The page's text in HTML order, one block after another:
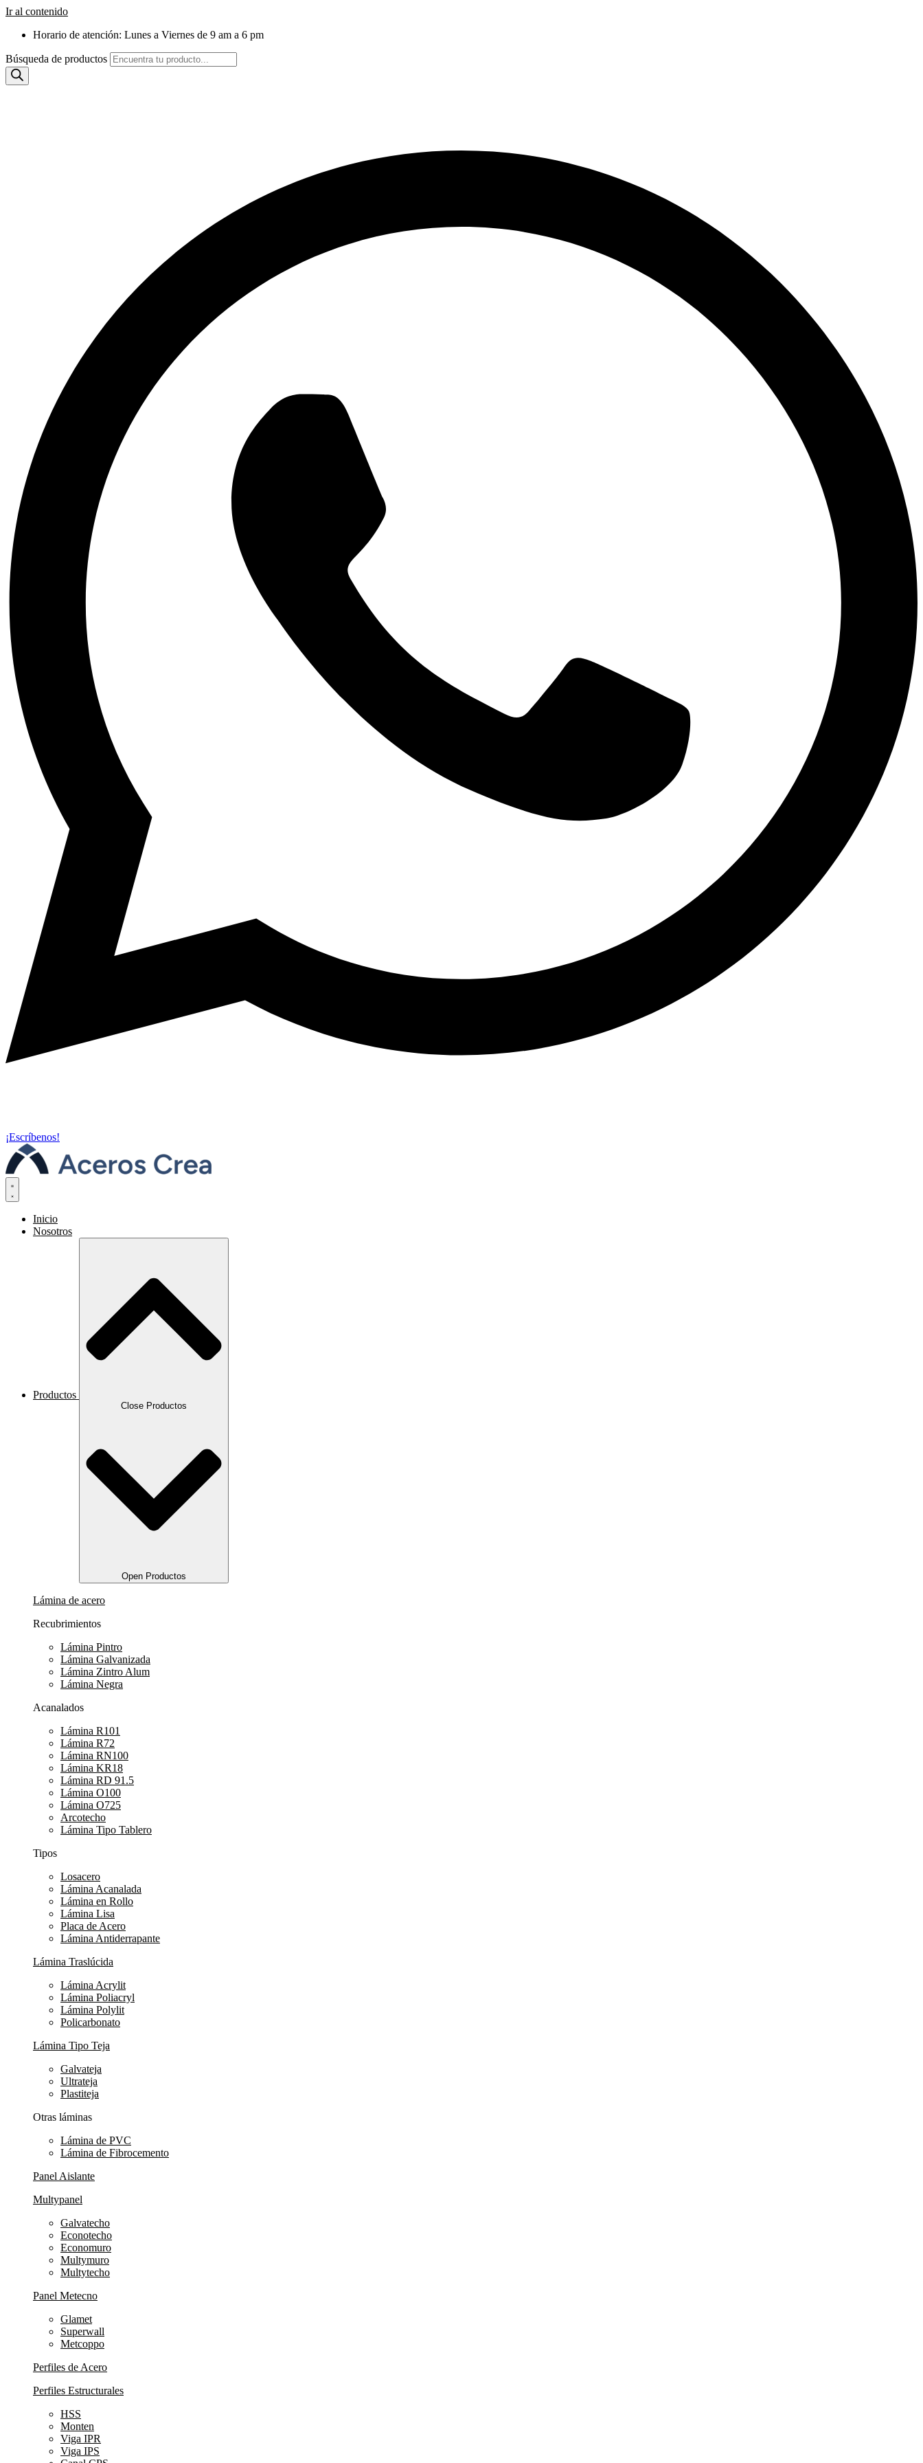
Ir al contenido
Horario de atención: Lunes a Viernes de 9 am a 6 pm
Búsqueda de productos
¡Escríbenos!
Inicio
Nosotros
Productos
Close Productos
Open Productos
Lámina de acero
Recubrimientos
Lámina Pintro
Lámina Galvanizada
Lámina Zintro Alum
Lámina Negra
Acanalados
Lámina R101
Lámina R72
Lámina RN100
Lámina KR18
Lámina RD 91.5
Lámina O100
Lámina O725
Arcotecho
Lámina Tipo Tablero
Tipos
Losacero
Lámina Acanalada
Lámina en Rollo
Lámina Lisa
Placa de Acero
Lámina Antiderrapante
Lámina Traslúcida
Lámina Acrylit
Lámina Poliacryl
Lámina Polylit
Policarbonato
Lámina Tipo Teja
Galvateja
Ultrateja
Plastiteja
Otras láminas
Lámina de PVC
Lámina de Fibrocemento
Panel Aislante
Multypanel
Galvatecho
Econotecho
Economuro
Multymuro
Multytecho
Panel Metecno
Glamet
Superwall
Metcoppo
Perfiles de Acero
Perfiles Estructurales
HSS
Monten
Viga IPR
Viga IPS